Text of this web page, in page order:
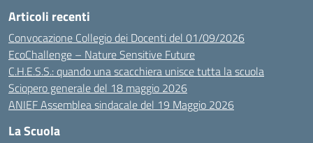
Articoli recenti
Convocazione Collegio dei Docenti del 01/09/2026
EcoChallenge – Nature Sensitive Future
C.H.E.S.S.: quando una scacchiera unisce tutta la scuola
Sciopero generale del 18 maggio 2026
ANIEF Assemblea sindacale del 19 Maggio 2026
La Scuola